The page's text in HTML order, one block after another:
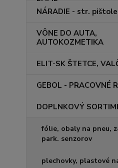
NÁRADIE - str.
VÔNE DO AUTA,
AUTOKOZMETIKA
ELIT-SK ŠTETCE,
GEBOL - PRACOVNÉ
DOPLNKOVÝ
fólie, obaly na pneu,
park. senzorov
plechovky, plastové